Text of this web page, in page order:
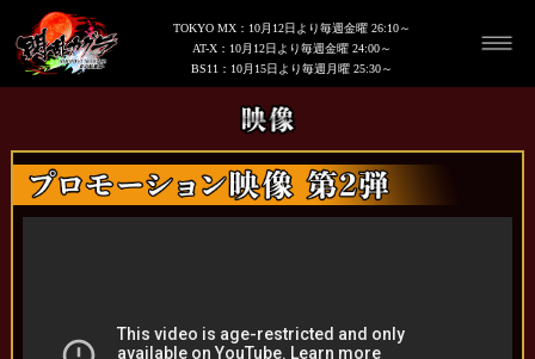
TOKYO MX：10月12日より毎週金曜 26:10～
AT-X：10月12日より毎週金曜 24:00～
BS11：10月15日より毎週月曜 25:30～